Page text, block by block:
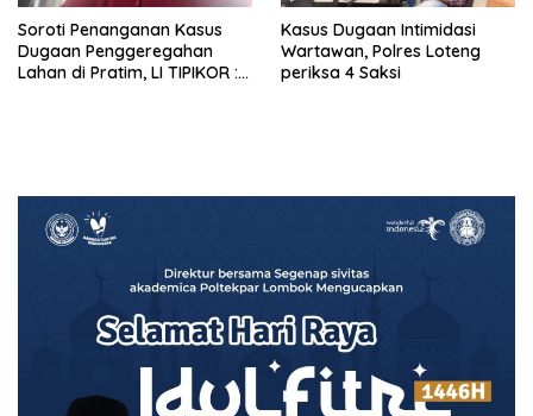
Soroti Penanganan Kasus
Dugaan Penggeregahan
Lahan di Pratim, LI TIPIKOR :
Kasus Dugaan Intimidasi
Wartawan, Polres Loteng
periksa 4 Saksi